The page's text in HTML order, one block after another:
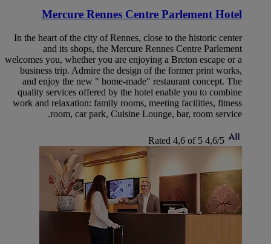
Mercure Rennes Centre Parlement Hotel
In the heart of the city of Rennes, close to the historic center
and its shops, the Mercure Rennes Centre Parlement
welcomes you, whether you are enjoying a Breton escape or a
business trip. Admire the design of the former print works,
and enjoy the new " home-made" restaurant concept. The
quality services offered by the hotel enable you to combine
work and relaxation: family rooms, meeting facilities, fitness
room, car park, Cuisine Lounge, bar, room service.
4,6/5
Rated 4,6 of 5